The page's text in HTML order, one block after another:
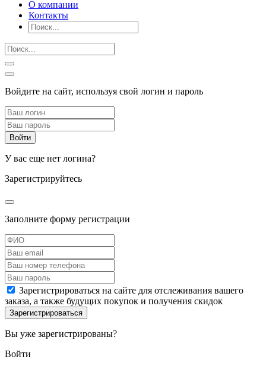
О компании
Контакты
Войдите на сайт, используя свой логин и пароль
У вас еще нет логина?
Зарегистрируйтесь
Заполните форму регистрации
Зарегистрироваться на сайте для отслеживания вашего
заказа, а также будущих покупок и получения скидок
Вы уже зарегистрированы?
Войти